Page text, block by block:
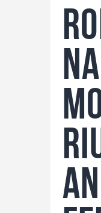
Lo
I
Serie A